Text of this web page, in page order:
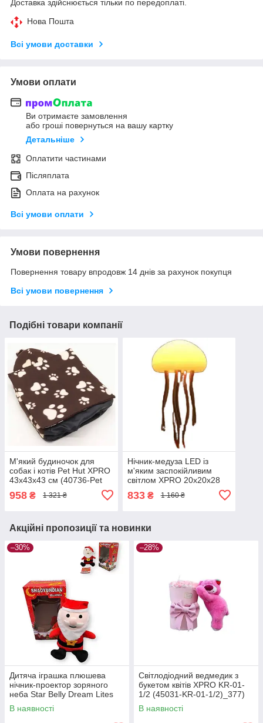
Доставка здійснюється тільки по передоплаті.
Нова Пошта
Всі умови доставки
Умови оплати
Ви отримаєте замовлення
або гроші повернуться на вашу картку
Детальніше
Оплатити частинами
Післяплата
Оплата на рахунок
Всі умови оплати
Умови повернення
Повернення товару впродовж 14 днів за рахунок покупця
Всі умови повернення
Подібні товари компанії
М'який будиночок для
собак і котів Pet Hut XPRO
43x43x43 см (40736-Pet
958 ₴ 1 321 ₴
Нічник-медуза LED із
м'яким заспокійливим
світлом XPRO 20x20x28
833₴ 1 160 ₴
Акційні пропозиції та новинки
–30%
Дитяча іграшка плюшева
нічник-проектор зоряного
неба Star Belly Dream Lites
Новорічні пісні.
В наявності
–28%
Світлодіодний ведмедик з
букетом квітів XPRO KR-01-
1/2 (45031-KR-01-1/2)_377)
В наявності